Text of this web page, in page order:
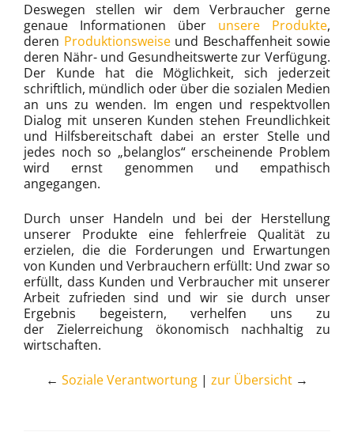
Deswegen stellen wir dem Verbraucher gerne
genaue Informationen über unsere Produkte,
deren Produktionsweiseund Beschaffenheit sowie
deren Nähr- und Gesundheitswerte zur Verfügung.
Der Kunde hat die Möglichkeit, sich jederzeit
schriftlich, mündlich oder über die sozialen Medien
an uns zu wenden. Im engen und respektvollen
Dialog mit unseren Kunden stehen Freundlichkeit
und Hilfsbereitschaft dabei an erster Stelle und
jedes noch so „belanglos“ erscheinende Problem
wird ernst genommen und empathisch
angegangen.
Durch unser Handeln und bei der Herstellung
unserer Produkte eine fehlerfreie Qualität zu
erzielen, die die Forderungen und Erwartungen
von Kunden und Verbrauchern erfüllt: Und zwar so
erfüllt, dass Kunden und Verbraucher mit unserer
Arbeit zufrieden sind und wir sie durch unser
Ergebnis begeistern, verhelfen uns zu
der Zielerreichung ökonomisch nachhaltig zu
wirtschaften.
← Soziale Verantwortung | zur Übersicht →